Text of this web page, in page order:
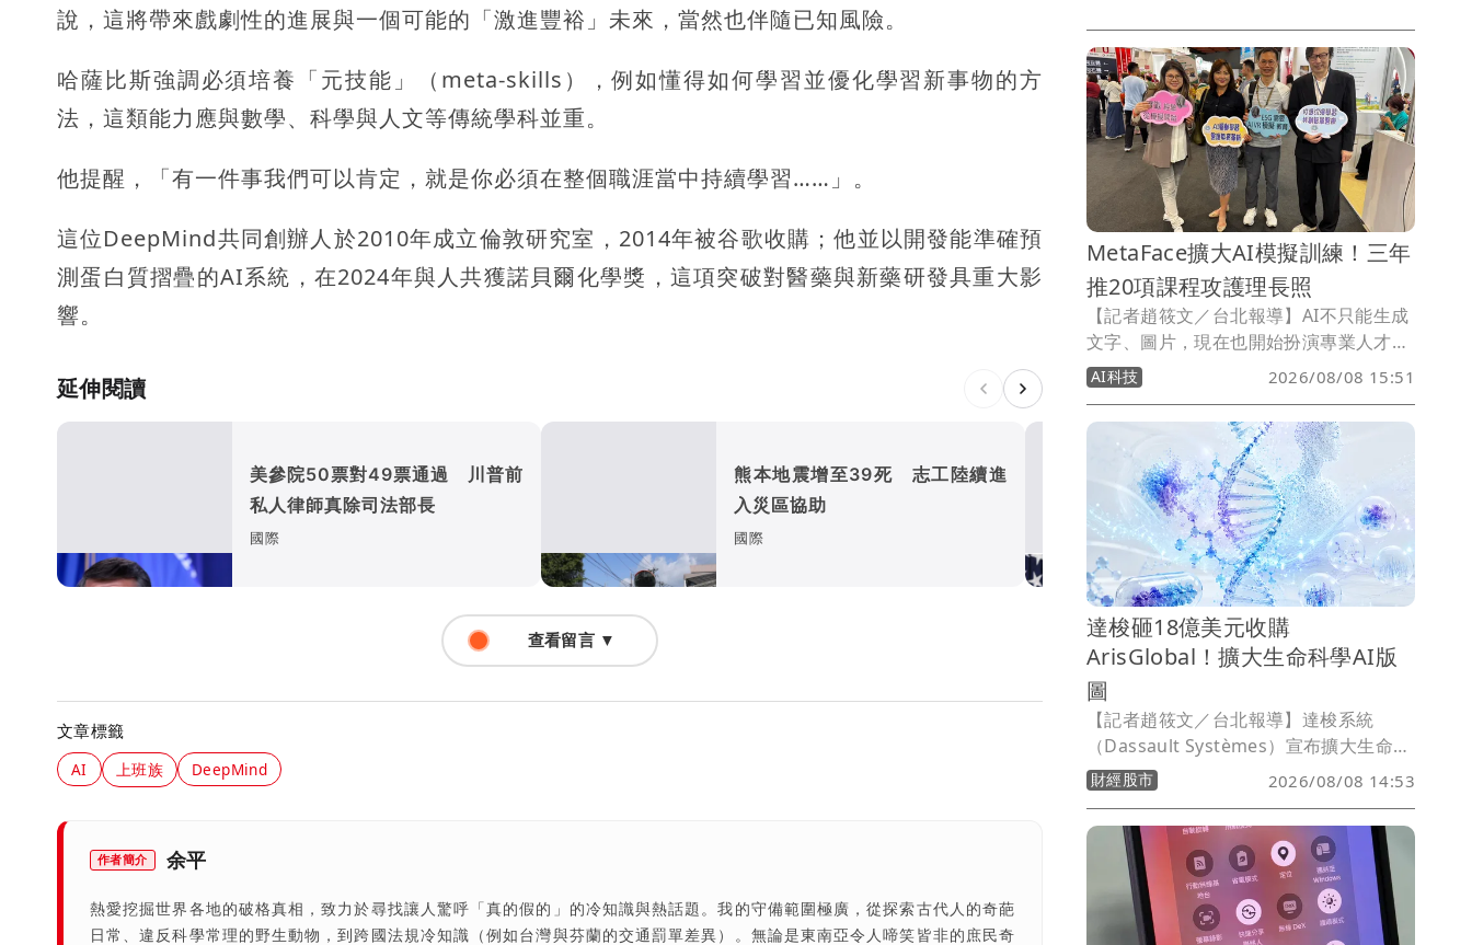
說，這將帶來戲劇性的進展與一個可能的「激進豐裕」未來，當然也伴隨已知風險。
哈薩比斯強調必須培養「元技能」（meta-skills），例如懂得如何學習並優化學習新事物的方
法，這類能力應與數學、科學與人文等傳統學科並重。
他提醒，「有一件事我們可以肯定，就是你必須在整個職涯當中持續學習……」。
這位DeepMind共同創辦人於2010年成立倫敦研究室，2014年被谷歌收購；他並以開發能準確預
測蛋白質摺疊的AI系統，在2024年與人共獲諾貝爾化學獎，這項突破對醫藥與新藥研發具重大影
響。
延伸閱讀
美參院50票對49票通過 川普前
私人律師真除司法部長
國際
熊本地震增至39死 志工陸續進
入災區協助
國際
涉洩空軍一號機密 前美空
長遭五角大廈停權
國際
查看留言 ▼
文章標籤
AI 上班族 DeepMind
作者簡介 余平
熱愛挖掘世界各地的破格真相，致力於尋找讓人驚呼「真的假的」的冷知識與熱話題。我的守備範圍極廣，從探索古代人的奇葩
日常、違反科學常理的野生動物，到跨國法規冷知識（例如台灣與芬蘭的交通罰單差異）。無論是東南亞令人啼笑皆非的庶民奇
MetaFace擴大AI模擬訓練！三年
推20項課程攻護理長照
【記者趙筱文／台北報導】AI不只能生成
文字、圖片，現在也開始扮演專業人才的
「陪練員」。由藝人林煒創辦的超級臉股
份有限公司（MetaFace），將AI導入護
理、長照等專業訓練場景，旗下「Sim
Check（預演）」結合AI動作判讀、語音
辨識及即時評估，讓使用者在真正進入第
一線前反覆練習；未來三年更規劃推出20
項專業課程，進一步跨足急救與防災領
域。
AI科技 2026/08/08 15:51
達梭砸18億美元收購
ArisGlobal！擴大生命科學AI版
圖
【記者趙筱文／台北報導】達梭系統
（Dassault Systèmes）宣布擴大生命科
學與AI版圖，已簽署最終協議，計畫以約
18億美元（約台幣540億元）現金收購AI
原生企業級法規遵循平台業者
ArisGlobal，並視未來多年AI相關營收目
標達成情況，額外支付最高2億美元對
價，意味整體交易規模最高可達20億美
財經股市 2026/08/08 14:53